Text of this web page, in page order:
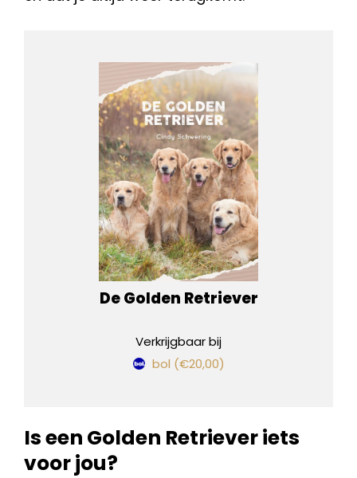
De Golden Retriever
Verkrijgbaar bij
bol (€20,00)
Is een Golden Retriever iets
voor jou?